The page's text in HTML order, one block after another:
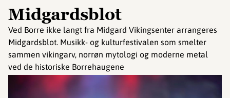
Midgardsblot
Ved Borre ikke langt fra Midgard Vikingsenter arrangeres
Midgardsblot. Musikk- og kulturfestivalen som smelter
sammen vikingarv, norrøn mytologi og moderne metal
ved de historiske Borrehaugene